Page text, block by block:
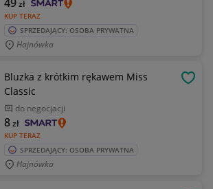
KUP TERAZ
zł
SPRZEDAJĄCY: OSOBA PRYWATNA
Hajnówka
Bluzka z krótkim rękawem Miss
Classic
do negocjacji
KUP TERAZ
8zł
SPRZEDAJĄCY: OSOBA PRYWATNA
Hajnówka